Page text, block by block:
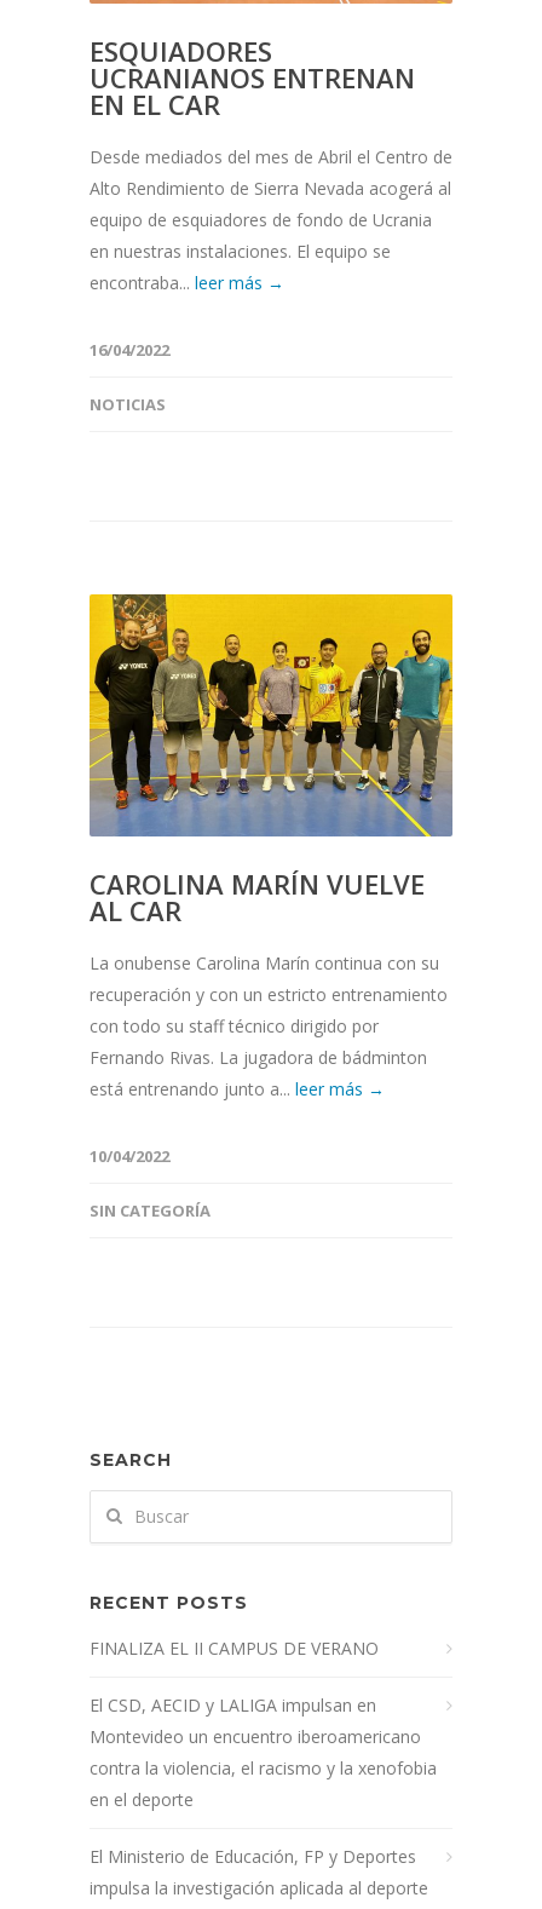
ESQUIADORES
UCRANIANOS ENTRENAN
EN EL CAR
Desde mediados del mes de Abril el Centro de
Alto Rendimiento de Sierra Nevada acogerá al
equipo de esquiadores de fondo de Ucrania
en nuestras instalaciones. El equipo se
encontraba... leer más →
16/04/2022
NOTICIAS
CAROLINA MARÍN VUELVE
AL CAR
La onubense Carolina Marín continua con su
recuperación y con un estricto entrenamiento
con todo su staff técnico dirigido por
Fernando Rivas. La jugadora de bádminton
está entrenando junto a... leer más →
10/04/2022
SIN CATEGORÍA
SEARCH
RECENT POSTS
FINALIZA EL II CAMPUS DE VERANO
El CSD, AECID y LALIGA impulsan en
Montevideo un encuentro iberoamericano
contra la violencia, el racismo y la xenofobia
en el deporte
El Ministerio de Educación, FP y Deportes
impulsa la investigación aplicada al deporte